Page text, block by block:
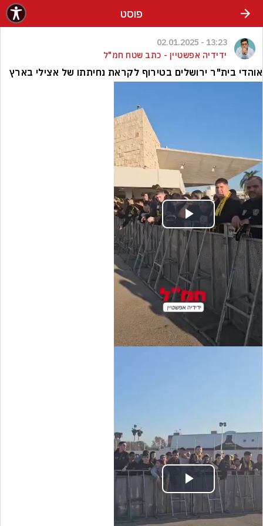
פוסט
13:23 - 02.01.2025
ידידיה אפשטיין - כתב שטח חמ"ל
אוהדי בית"ר ירושלים בטירוף לקראת נחיתתו של אצילי בארץ
Play
Video
Play
Video